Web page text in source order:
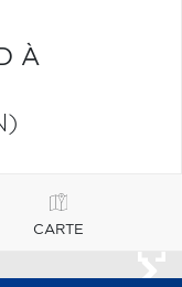
À
CARTE